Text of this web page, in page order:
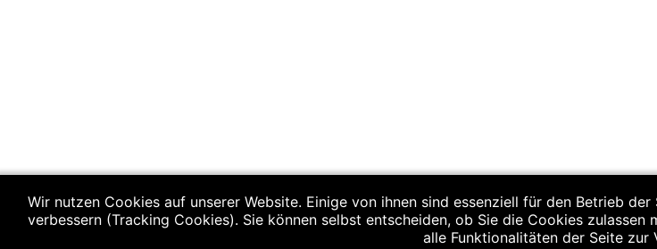
Wir nutzen Cookies auf unserer Website. Einige von ihnen sind essenziell für den Betrieb
verbessern (Tracking Cookies). Sie können selbst entscheiden, ob Sie die Cookies
alle Funktionalitäten der Seite zur